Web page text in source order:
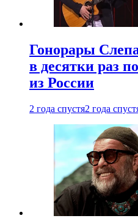
Гонорары
в десятки раз
из России
2 года спустя2 года